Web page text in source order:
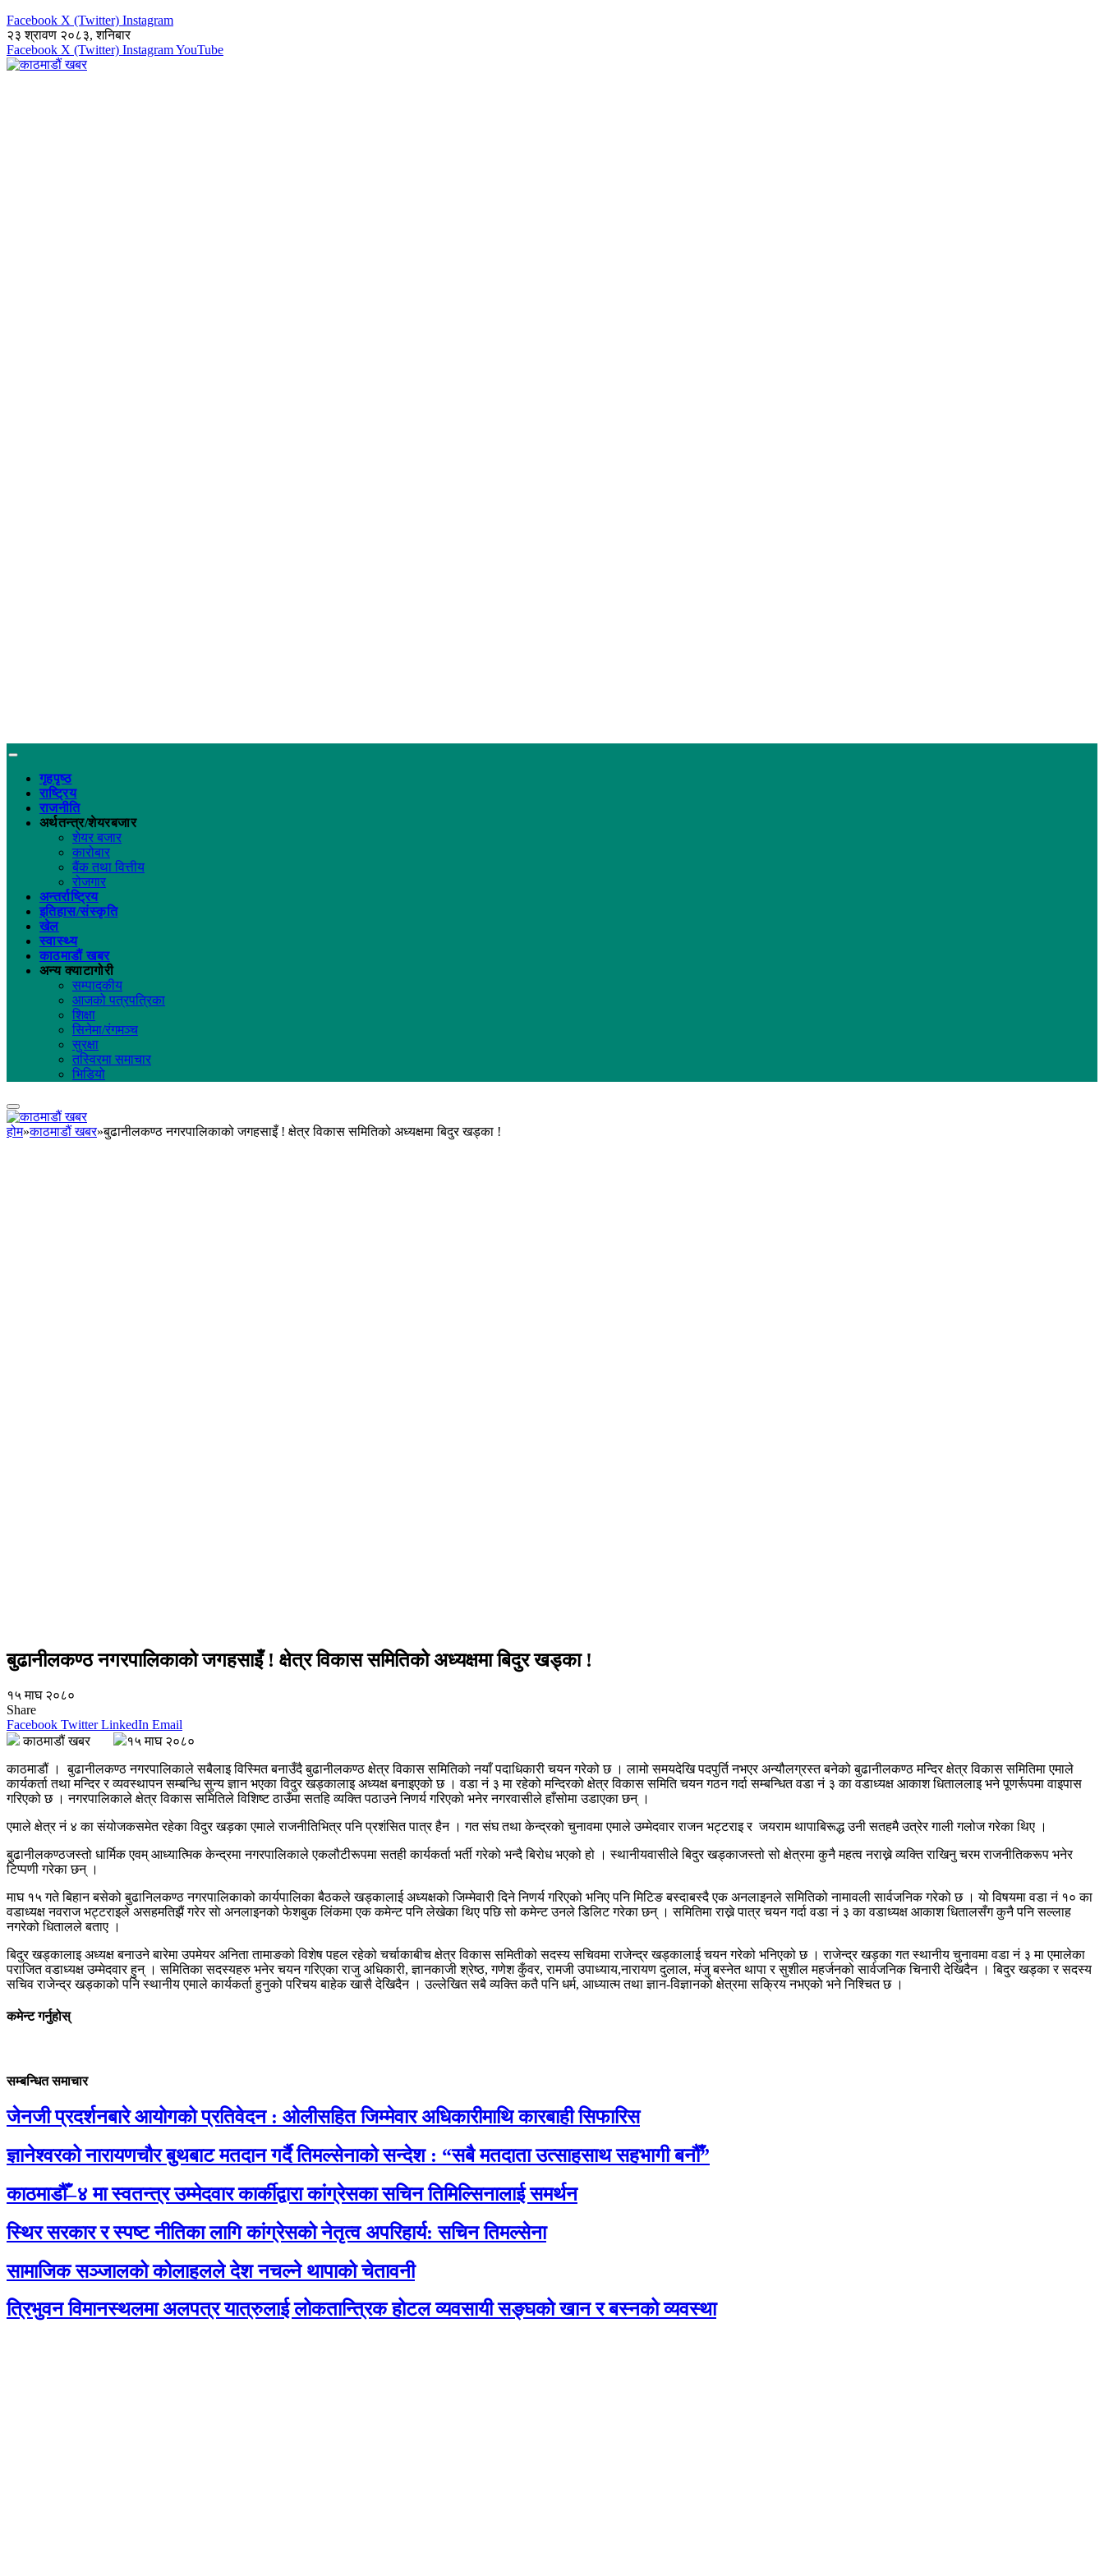
Facebook X (Twitter) Instagram
२३ श्रावण २०८३, शनिबार
Facebook X (Twitter) InstagramYouTube
गृहपृष्ठ
राष्ट्रिय
राजनीति
अर्थतन्त्र/शेयरबजार
शेयर बजार
कारोबार
बैंक तथा वित्तीय
रोजगार
अन्तर्राष्ट्रिय
इतिहास/संस्कृति
खेल
स्वास्थ्य
काठमाडौं खबर
अन्य क्याटागोरी
सम्पादकीय
आजको पत्रपत्रिका
शिक्षा
सिनेमा/रंगमञ्च
सुरक्षा
तस्विरमा समाचार
भिडियो
होम»काठमाडौं खबर»बुढानीलकण्ठ नगरपालिकाको जगहसाइँ ! क्षेत्र विकास समितिको अध्यक्षमा बिदुर खड्का !
बुढानीलकण्ठ नगरपालिकाको जगहसाइँ ! क्षेत्र विकास समितिको अध्यक्षमा बिदुर खड्का !
१५ माघ २०८०
Share
Facebook Twitter LinkedIn Email
काठमाडौं खबर
१५ माघ २०८०
काठमाडौं । बुढानीलकण्ठ नगरपालिकाले सबैलाइ विस्मित बनाउँदै बुढानीलकण्ठ क्षेत्र विकास समितिको नयाँ पदाधिकारी चयन गरेको छ । लामो समयदेखि पदपुर्ति नभएर अन्यौलग्रस्त बनेको बुढानीलकण्ठ मन्दिर क्षेत्र विकास समितिमा एमाले
कार्यकर्ता तथा मन्दिर र व्यवस्थापन सम्बन्धि सुन्य ज्ञान भएका विदुर खड्कालाइ अध्यक्ष बनाइएको छ । वडा नं ३ मा रहेको मन्दिरको क्षेत्र विकास समिति चयन गठन गर्दा सम्बन्धित वडा नं ३ का वडाध्यक्ष आकाश धिताललाइ भने पूणर्रूपमा वाइपास
गरिएको छ । नगरपालिकाले क्षेत्र विकास समितिले विशिष्ट ठाउँमा सतहि व्यक्ति पठाउने निणर्य गरिएको भनेर नगरवासीले हाँसोमा उडाएका छन् ।
एमाले क्षेत्र नं ४ का संयोजकसमेत रहेका विदुर खड़का एमाले राजनीतिभित्र पनि प्रशंसित पात्र हैन । गत संघ तथा केन्द्रको चुनावमा एमाले उम्मेदवार राजन भट्टराइ र जयराम थापाबिरूद्ध उनी सतहमै उत्रेर गाली गलोज गरेका थिए ।
बुढानीलकण्ठजस्तो धार्मिक एवम् आध्यात्मिक केन्द्रमा नगरपालिकाले एकलौटीरूपमा सतही कार्यकर्ता भर्ती गरेको भन्दै बिरोध भएको हो । स्थानीयवासीले बिदुर खड्काजस्तो सो क्षेत्रमा कुनै महत्व नराख्ने व्यक्ति राखिनु चरम राजनीतिकरूप भनेर
टिप्पणी गरेका छन् ।
माघ १५ गते बिहान बसेको बुढानिलकण्ठ नगरपालिकाको कार्यपालिका बैठकले खड्कालाई अध्यक्षको जिम्मेवारी दिने निणर्य गरिएको भनिए पनि मिटिङ बस्दाबस्दै एक अनलाइनले समितिको नामावली सार्वजनिक गरेको छ । यो विषयमा वडा नं १० का
वडाध्यक्ष नवराज भट्टराइले असहमतिझैं गरेर साे अनलाइनको फेशबुक लिंकमा एक कमेन्ट पनि लेखेका थिए पछि सो कमेन्ट उनले डिलिट गरेका छन् । समितिमा राख्ने पात्र चयन गर्दा वडा नं ३ का वडाध्यक्ष आकाश धितालसँग कुनै पनि सल्लाह
नगरेको धितालले बताए ।
बिदुर खड्कालाइ अध्यक्ष बनाउने बारेमा उपमेयर अनिता तामाङको विशेष पहल रहेको चर्चाकाबीच क्षेत्र विकास समितीको सदस्य सचिवमा राजेन्द्र खड्कालाई चयन गरेको भनिएको छ । राजेन्द्र खड्का गत स्थानीय चुनावमा वडा नं ३ मा एमालेका
पराजित वडाध्यक्ष उम्मेदवार हुन् । समितिका सदस्यहरु भनेर चयन गरिएका राजु अधिकारी, ज्ञानकाजी श्रेष्ठ, गणेश कुँवर, रामजी उपाध्याय,नारायण दुलाल, मंजु बस्नेत थापा र सुशील महर्जनको सार्वजनिक चिनारी देखिदैन । बिदुर खड्का र सदस्य
सचिव राजेन्द्र खड्काको पनि स्थानीय एमाले कार्यकर्ता हुनुको परिचय बाहेक खासै देखिदैन । उल्लेखित सबै व्यक्ति कतै पनि धर्म, आध्यात्म तथा ज्ञान-विज्ञानको क्षेत्रमा सक्रिय नभएको भने निश्चित छ ।
कमेन्ट गर्नुहोस्
सम्बन्धित समाचार
जेनजी प्रदर्शनबारे आयोगको प्रतिवेदन : ओलीसहित जिम्मेवार अधिकारीमाथि कारबाही सिफारिस
ज्ञानेश्वरको नारायणचौर बुथबाट मतदान गर्दै तिमल्सेनाको सन्देश : “सबै मतदाता उत्साहसाथ सहभागी बनौँ”
काठमाडौँ–४ मा स्वतन्त्र उम्मेदवार कार्कीद्वारा कांग्रेसका सचिन तिमिल्सिनालाई समर्थन
स्थिर सरकार र स्पष्ट नीतिका लागि कांग्रेसको नेतृत्व अपरिहार्य: सचिन तिमल्सेना
सामाजिक सञ्जालको कोलाहलले देश नचल्ने थापाको चेतावनी
त्रिभुवन विमानस्थलमा अलपत्र यात्रुलाई लोकतान्त्रिक होटल व्यवसायी सङ्घको खान र बस्नको व्यवस्था